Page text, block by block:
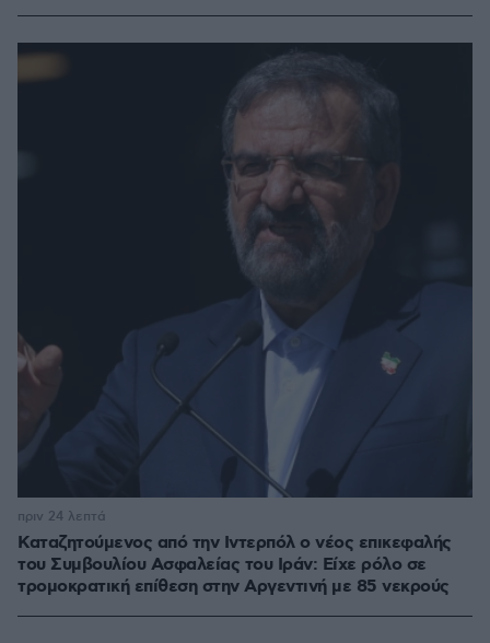
Καταζητούμενος από την Ιντερπόλ ο νέος επικεφαλής
του Συμβουλίου Ασφαλείας του Ιράν: Είχε ρόλο σε
τρομοκρατική επίθεση στην Αργεντινή με 85 νεκρούς
πριν 24 λεπτά